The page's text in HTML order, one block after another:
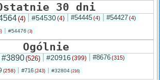
30 dni
(4) #54530(4) #54445(4) #54427(4)
#54476 (3)
Ogólnie
#3890(526) #20916 (399) #8676(315)
(258) #716 (243) #32804 (216)